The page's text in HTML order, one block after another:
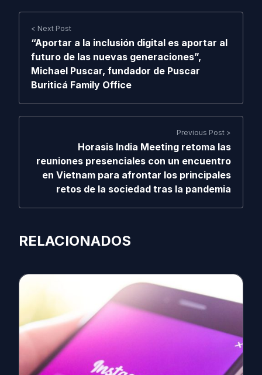
< Next Post
“Aportar a la inclusión digital es aportar al
futuro de las nuevas generaciones”,
Michael Puscar, fundador de Puscar
Buriticá Family Office
Previous Post >
Horasis India Meeting retoma las
reuniones presenciales con un encuentro
en Vietnam para afrontar los principales
retos de la sociedad tras la pandemia
RELACIONADOS